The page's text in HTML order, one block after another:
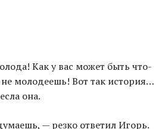
Как у вас может быть что-
молодеешь! Вот так история…
она.
— резко ответил Игорь.